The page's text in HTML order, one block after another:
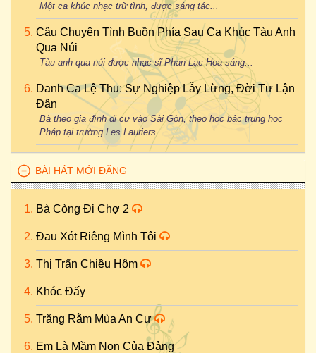
Một ca khúc nhạc trữ tình, được sáng tác...
Câu Chuyện Tình Buồn Phía Sau Ca Khúc Tàu Anh
Qua Núi
Tàu anh qua núi được nhạc sĩ Phan Lạc Hoa sáng...
Danh Ca Lệ Thu: Sự Nghiệp Lẫy Lừng, Đời Tư Lận
Đận
Bà theo gia đình di cư vào Sài Gòn, theo học bậc trung học
Pháp tại trường Les Lauriers...
BÀI HÁT MỚI ĐĂNG
Bà Còng Đi Chợ 2
Đau Xót Riêng Mình Tôi
Thị Trấn Chiều Hôm
Khóc Đấy
Trăng Rằm Mùa An Cư
Em Là Mầm Non Của Đảng